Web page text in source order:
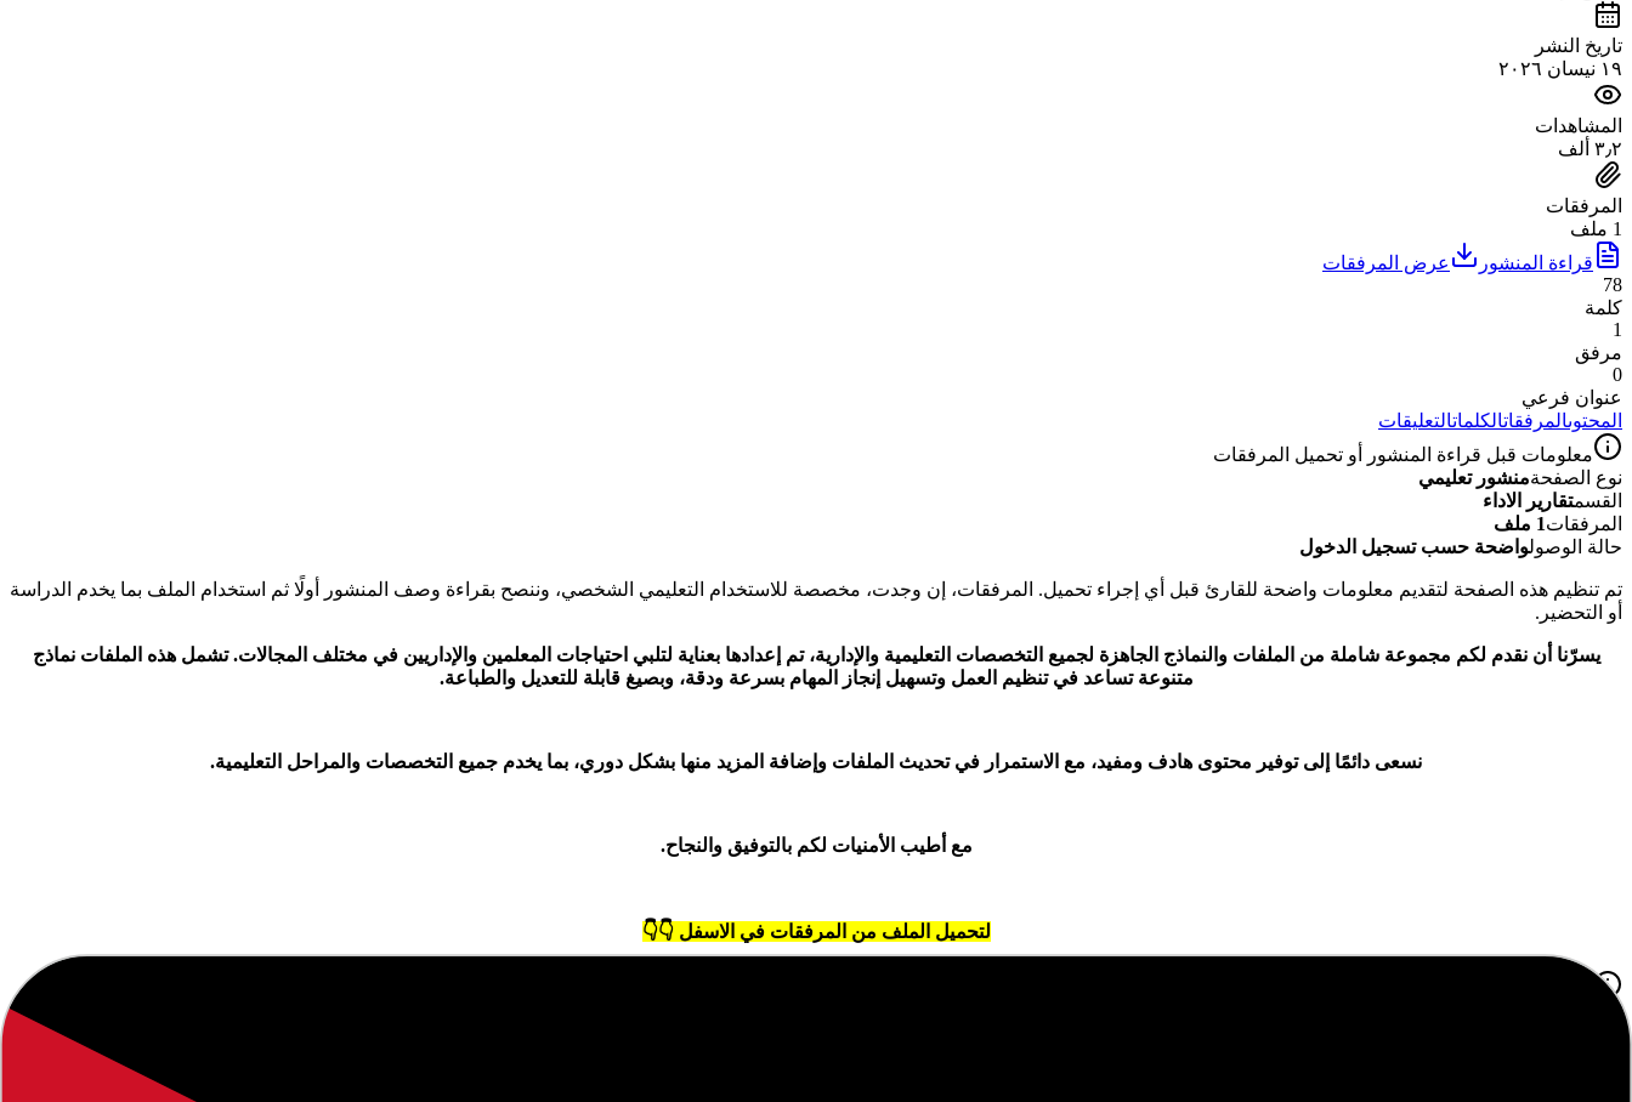
تاريخ النشر
١٩ نيسان ٢٠٢٦
المشاهدات
٣٫٢ ألف
المرفقات
1 ملف
قراءة المنشور
عرض المرفقات
78
كلمة
1
مرفق
0
عنوان فرعي
المحتوىالمرفقاتالكلماتالتعليقات
معلومات قبل قراءة المنشور أو تحميل المرفقات
نوع الصفحةمنشور تعليمي
القسمتقارير الاداء
المرفقات1 ملف
حالة الوصولواضحة حسب تسجيل الدخول
تم تنظيم هذه الصفحة لتقديم معلومات واضحة للقارئ قبل أي إجراء تحميل. المرفقات، إن وجدت، مخصصة للاستخدام التعليمي الشخصي، وننصح بقراءة وصف المنشور أولًا ثم استخدام الملف بما يخدم الدراسة
أو التحضير.
يسرّنا أن نقدم لكم مجموعة شاملة من الملفات والنماذج الجاهزة لجميع التخصصات التعليمية والإدارية، تم إعدادها بعناية لتلبي احتياجات المعلمين والإداريين في مختلف المجالات. تشمل هذه الملفات نماذج
متنوعة تساعد في تنظيم العمل وتسهيل إنجاز المهام بسرعة ودقة، وبصيغ قابلة للتعديل والطباعة.
نسعى دائمًا إلى توفير محتوى هادف ومفيد، مع الاستمرار في تحديث الملفات وإضافة المزيد منها بشكل دوري، بما يخدم جميع التخصصات والمراحل التعليمية.
مع أطيب الأمنيات لكم بالتوفيق والنجاح.
لتحميل الملف من المرفقات في الاسفل 👇👇